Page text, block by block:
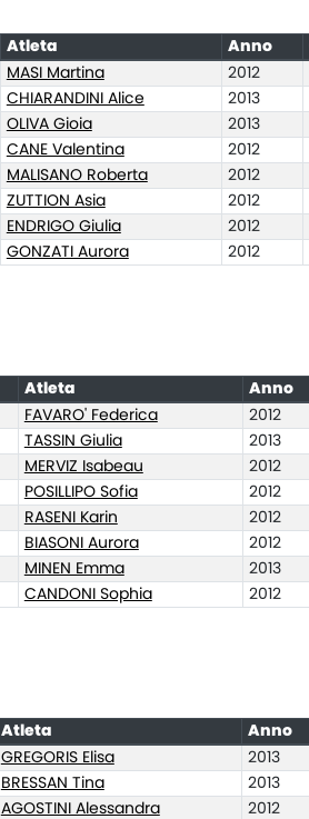
Atleta Anno
MASI Martina 2012
CHIARANDINI Alice 2013
OLIVA Gioia 2013
CANE Valentina 2012
MALISANO Roberta 2012
ZUTTION Asia 2012
ENDRIGO Giulia 2012
GONZATI Aurora 2012
Atleta Anno
FAVARO' Federica 2012
TASSIN Giulia 2013
MERVIZ Isabeau 2012
POSILLIPO Sofia 2012
RASENI Karin 2012
BIASONI Aurora 2012
MINEN Emma 2013
CANDONI Sophia 2012
Atleta Anno
GREGORIS Elisa 2013
BRESSAN Tina 2013
AGOSTINI Alessandra 2012